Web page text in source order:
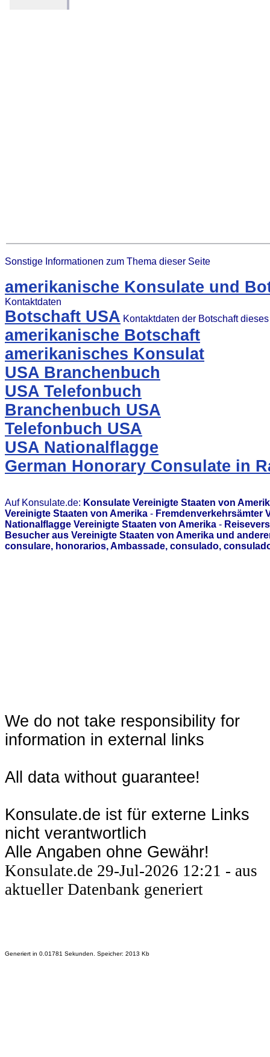
Sonstige Informationen zum Thema dieser Seite
amerikanische Konsulate und
Kontaktdaten
Botschaft USA Kontaktdaten der Botschaft
amerikanische Botschaft
amerikanisches Konsulat
USA Branchenbuch
USA Telefonbuch
Branchenbuch USA
Telefonbuch USA
USA Nationalflagge
German Honorary Consulate in
Auf Konsulate.de: Konsulate Vereinigte Staaten von
Vereinigte Staaten von Amerika - Fremdenverkehrsämter
Nationalflagge Vereinigte Staaten von Amerika -
Besucher aus Vereinigte Staaten von Amerika und
consulare, honorarios, Ambassade, consulado,
We do not take responsibility for
information in external links
All data without guarantee!
Konsulate.de ist für externe Links
nicht verantwortlich
Alle Angaben ohne Gewähr!
Konsulate.de 29-Jul-2026 12:21 - aus
aktueller Datenbank generiert
Generiert in 0.01781 Sekunden. Speicher: 2013 Kb